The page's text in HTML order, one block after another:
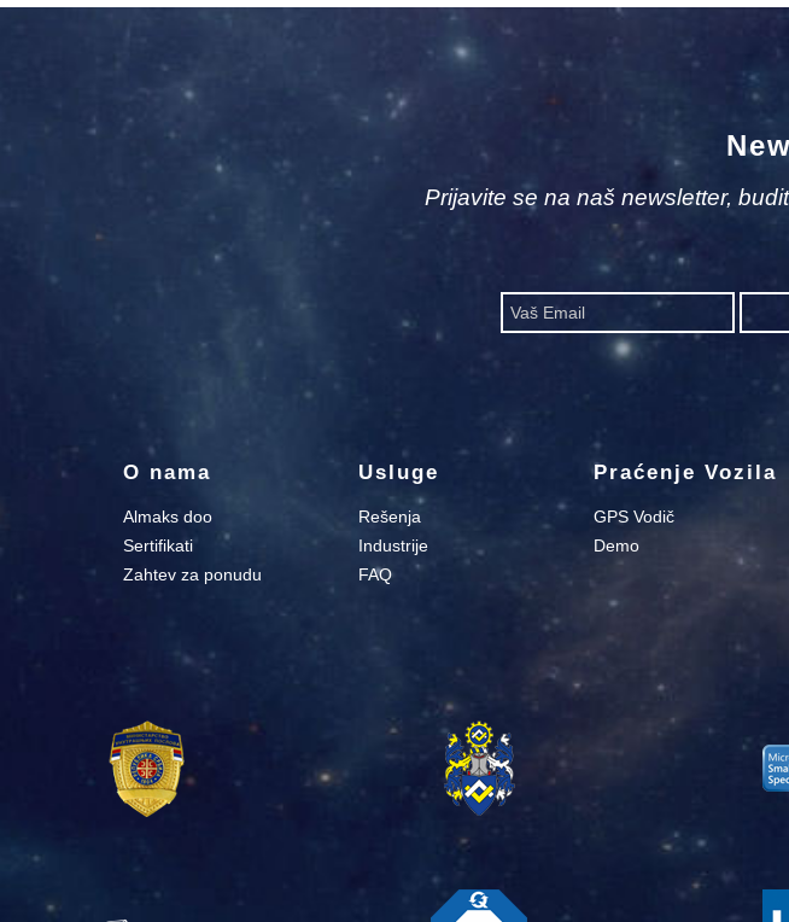
Prijavite se na naš newsletter,
O nama
Almaks doo
Sertifikati
Zahtev za ponudu
Usluge
Rešenja
Industrije
FAQ
Praćenje Vozila
GPS Vodič
Demo